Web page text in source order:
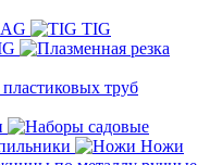
TIG
пластиковых труб
Ножи